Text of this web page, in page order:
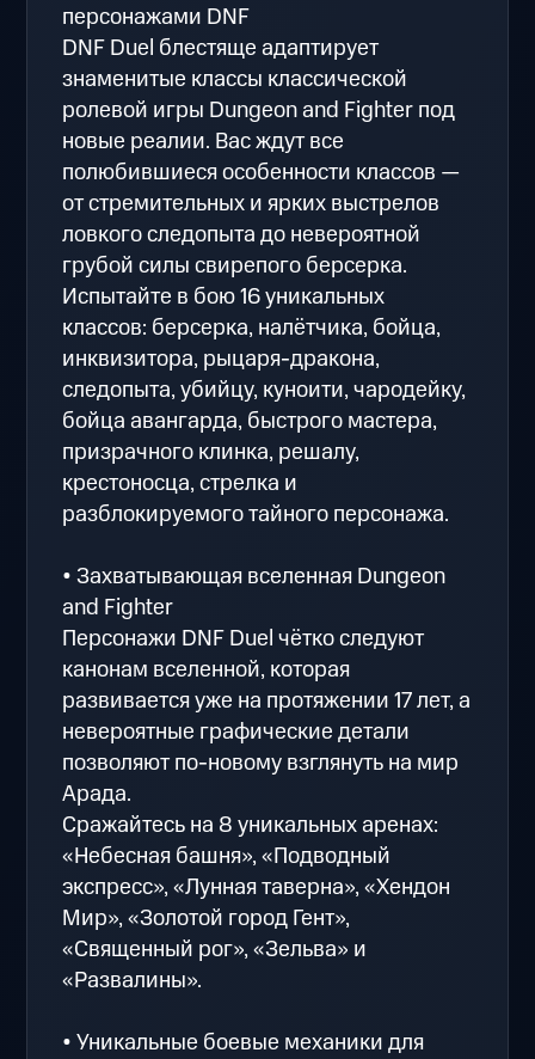
персонажами DNF
DNF Duel блестяще адаптирует
знаменитые классы классической
ролевой игры Dungeon and Fighter под
новые реалии. Вас ждут все
полюбившиеся особенности классов —
от стремительных и ярких выстрелов
ловкого следопыта до невероятной
грубой силы свирепого берсерка.
Испытайте в бою 16 уникальных
классов: берсерка, налётчика, бойца,
инквизитора, рыцаря-дракона,
следопыта, убийцу, куноити, чародейку,
бойца авангарда, быстрого мастера,
призрачного клинка, решалу,
крестоносца, стрелка и
разблокируемого тайного персонажа.
• Захватывающая вселенная Dungeon
and Fighter
Персонажи DNF Duel чётко следуют
канонам вселенной, которая
развивается уже на протяжении 17 лет, а
невероятные графические детали
позволяют по-новому взглянуть на мир
Арада.
Сражайтесь на 8 уникальных аренах:
«Небесная башня», «Подводный
экспресс», «Лунная таверна», «Хендон
Мир», «Золотой город Гент»,
«Священный рог», «Зельва» и
«Развалины».
• Уникальные боевые механики для